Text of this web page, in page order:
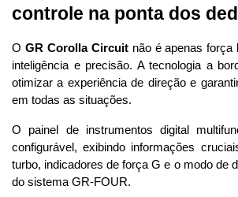
controle na ponta dos
O GR Corolla Circuit não é apenas força
inteligência e precisão. A tecnologia a
otimizar a experiência de direção e
em todas as situações.
O painel de instrumentos digital
configurável, exibindo informações
turbo, indicadores de força G e o modo de
do sistema GR-FOUR.